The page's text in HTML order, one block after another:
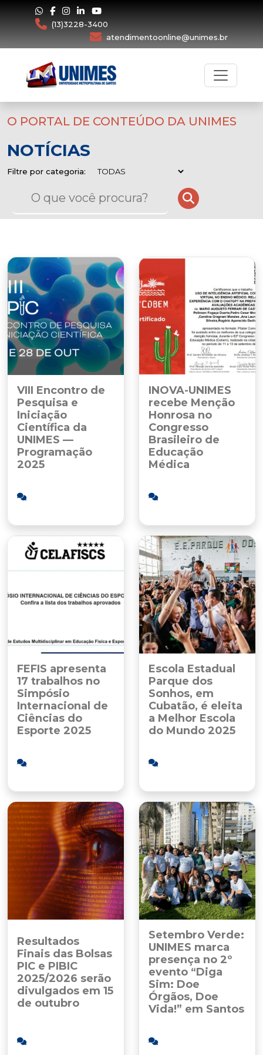
(13)3228-3400
atendimentoonline@unimes.br
O PORTAL DE CONTEÚDO DA UNIMES
NOTÍCIAS
Filtre por categoria:
VIII Encontro de
Pesquisa e
Iniciação
Científica da
UNIMES —
Programação
2025
INOVA-UNIMES
recebe Menção
Honrosa no
Congresso
Brasileiro de
Educação
Médica
FEFIS apresenta
17 trabalhos no
Simpósio
Internacional de
Ciências do
Esporte 2025
Escola Estadual
Parque dos
Sonhos, em
Cubatão, é eleita
a Melhor Escola
do Mundo 2025
Resultados
Finais das Bolsas
PIC e PIBIC
2025/2026 serão
divulgados em 15
de outubro
Setembro Verde:
UNIMES marca
presença no 2º
evento “Diga
Sim: Doe
Órgãos, Doe
Vida!” em Santos